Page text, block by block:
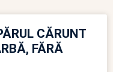
CĂRUNT
FĂRĂ